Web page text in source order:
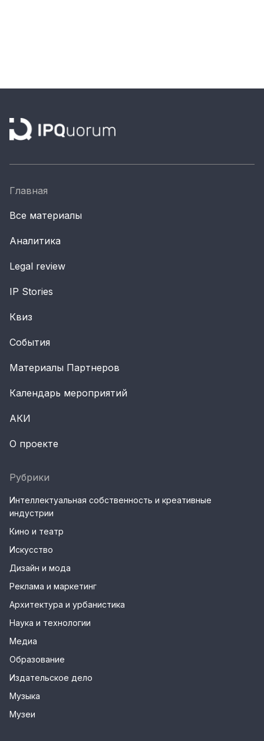
Главная
Все материалы
Аналитика
Legal review
IP Stories
Квиз
События
Материалы Партнеров
Календарь мероприятий
АКИ
О проекте
Рубрики
Интеллектуальная собственность и креативные
индустрии
Кино и театр
Искусство
Дизайн и мода
Реклама и маркетинг
Архитектура и урбанистика
Наука и технологии
Медиа
Образование
Издательское дело
Музыка
Музеи